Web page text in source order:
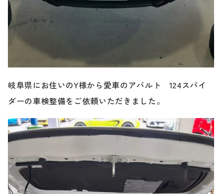
岐阜県にお住いのY様から愛車のアバルト 124スパイ
ダーの車検整備をご依頼いただきました。